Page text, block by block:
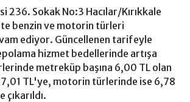
236. Sokak No:3 Hacılar/Kırıkkale
benzin ve motorin türleri
ediyor. Güncellenen tarifeyle
hizmet bedellerinde artışa
metreküp başına 6,00 TL olan
TL'ye, motorin türlerinde ise 6,78